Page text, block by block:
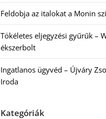
Feldobja az italokat a Monin
Tökéletes eljegyzési gyűrűk –
ékszerbolt
Ingatlanos ügyvéd – Újváry
Iroda
Kategóriák